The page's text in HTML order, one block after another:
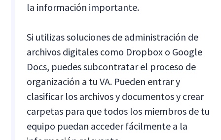
la información importante.
Si utilizas soluciones de administración de
archivos digitales como Dropbox o Google
Docs, puedes subcontratar el proceso de
organización a tu VA. Pueden entrar y
clasificar los archivos y documentos y crear
carpetas para que todos los miembros de tu
equipo puedan acceder fácilmente a la